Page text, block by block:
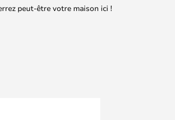
peut-être votre maison ici !